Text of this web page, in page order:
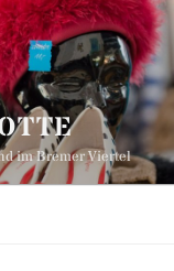
im Bremer Viertel